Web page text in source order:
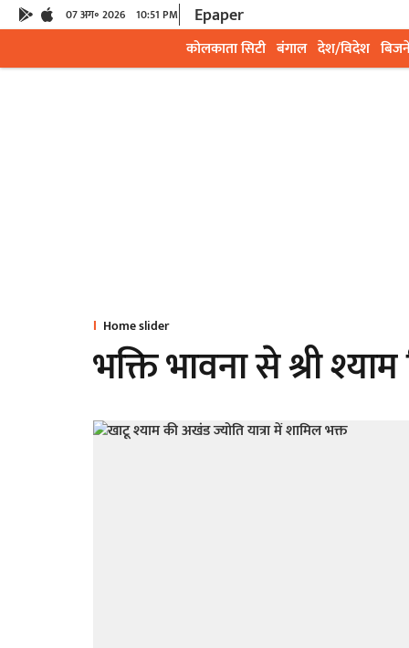
07 अग॰ 2026 10:51 PM Epaper
कोलकाता सिटी बंगाल देश/विदेश
Home slider
भक्ति भावना से श्री श्याम